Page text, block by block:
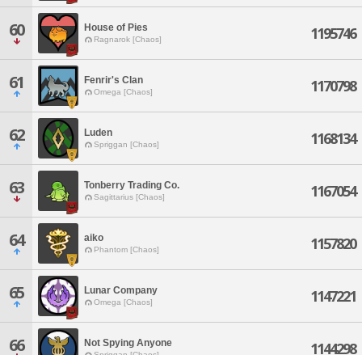
60 House of Pies
Ragnarok [Chaos] 1195746
61 Fenrir's Clan
Omega [Chaos] 1170798
62 Luden
Spriggan [Chaos] 1168134
63 Tonberry Trading Co.
Sagittarius [Chaos] 1167054
64 aiko
Phantom [Chaos] 1157820
65 Lunar Company
Omega [Chaos] 1147221
66 Not Spying Anyone 1144298